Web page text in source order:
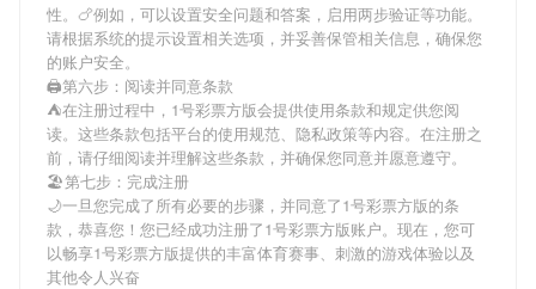
性。🍗例如，可以设置安全问题和答案，启用两步验证等功能。
请根据系统的提示设置相关选项，并妥善保管相关信息，确保您
的账户安全。
🖨第六步：阅读并同意条款
⛺在注册过程中， 1号彩票方版会提供使用条款和规定供您阅
读。这些条款包括平台的使用规范、隐私政策等内容。在注册之
前，请仔细阅读并理解这些条款，并确保您同意并愿意遵守。
🏖第七步：完成注册
🌙一旦您完成了所有必要的步骤，并同意了1号彩票方版的条
款，恭喜您！您已经成功注册了1号彩票方版账户。现在，您可
以畅享1号彩票方版提供的丰富体育赛事、刺激的游戏体验以及
其他令人兴奋